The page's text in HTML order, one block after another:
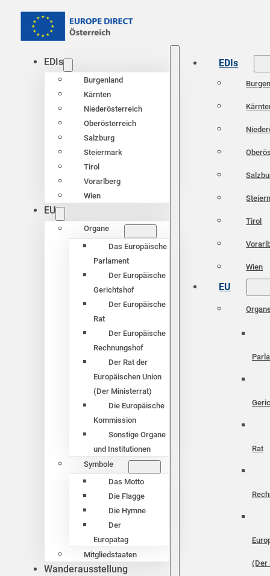
EDIs
Burgenland
Kärnten
Niederösterreich
Oberösterreich
Salzburg
Steiermark
Tirol
Vorarlberg
Wien
EU
Organe
Das Europäische
Parlament
Der Europäische
Gerichtshof
Der Europäische
Rat
Der Europäische
Rechnungshof
Der Rat der
Europäischen Union
(Der Ministerrat)
Die Europäische
Kommission
Sonstige Organe
und Institutionen
Symbole
Das Motto
Die Flagge
Die Hymne
Der
Europatag
Mitgliedstaaten
Wanderausstellung
EDIs
Tirol
Wien
EU
Rat
(Der